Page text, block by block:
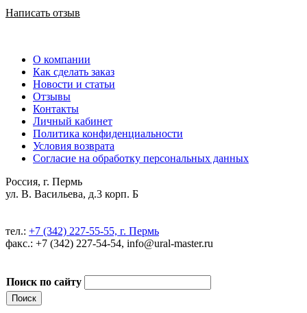
Написать отзыв
О компании
Как сделать заказ
Новости и статьи
Отзывы
Контакты
Личный кабинет
Политика конфиденциальности
Условия возврата
Согласие на обработку персональных данных
Россия, г. Пермь
ул. В. Васильева, д.3 корп. Б
тел.: +7 (342) 227-55-55, г. Пермь
факс.: +7 (342) 227-54-54, info@ural-master.ru
Поиск по сайту